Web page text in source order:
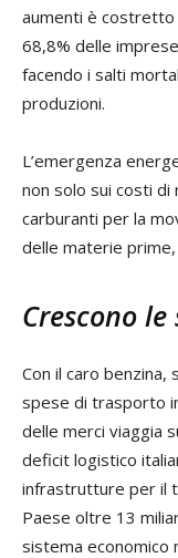
aumenti è costretto
68,8% delle
facendo i salti
produzioni.
L’emergenza
non solo sui costi di
carburanti per la
delle materie
Crescono
Con il caro
spese di trasporto
delle merci viaggia
deficit logistico
infrastrutture per il
Paese oltre 13
sistema economico